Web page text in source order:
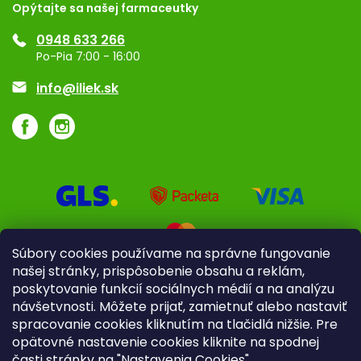
Súbory cookies používame na správne fungovanie
našej stránky, prispôsobenie obsahu a reklám,
poskytovanie funkcií sociálnych médií a na analýzu
návšetvnosti. Môžete prijať, zamietnuť alebo nastaviť
spracovanie cookies kliknutím na tlačidlá nižšie. Pre
opätovné nastavenie cookies kliknite na spodnej
Ponuka pre firmy
Značky
Opýtajte sa našej farmaceutky
0948 633 266
Po-Pia 7:00 - 16:00
info@iliek.sk